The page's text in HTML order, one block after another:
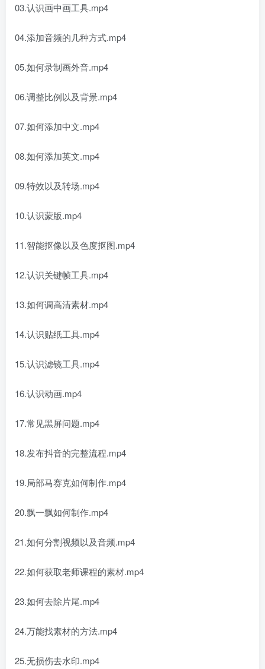
03.认识画中画工具.mp4
04.添加音频的几种方式.mp4
05.如何录制画外音.mp4
06.调整比例以及背景.mp4
07.如何添加中文.mp4
08.如何添加英文.mp4
09.特效以及转场.mp4
10.认识蒙版.mp4
11.智能抠像以及色度抠图.mp4
12.认识关键帧工具.mp4
13.如何调高清素材.mp4
14.认识贴纸工具.mp4
15.认识滤镜工具.mp4
16.认识动画.mp4
17.常见黑屏问题.mp4
18.发布抖音的完整流程.mp4
19.局部马赛克如何制作.mp4
20.飘一飘如何制作.mp4
21.如何分割视频以及音频.mp4
22.如何获取老师课程的素材.mp4
23.如何去除片尾.mp4
24.万能找素材的方法.mp4
25.无损伤去水印.mp4